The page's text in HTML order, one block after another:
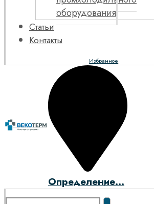
оборудования
Статьи
Контакты
Избранное
Определение...